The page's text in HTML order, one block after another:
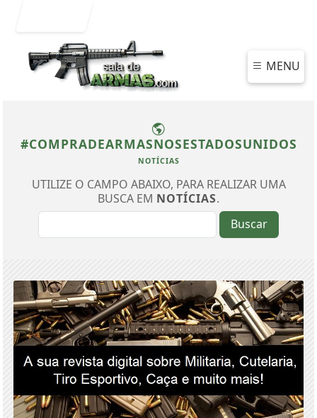
MENU
#COMPRADEARMASNOSESTADOSUNIDOS
NOTÍCIAS
UTILIZE O CAMPO ABAIXO, PARA REALIZAR UMA
BUSCA EM NOTÍCIAS.
Buscar